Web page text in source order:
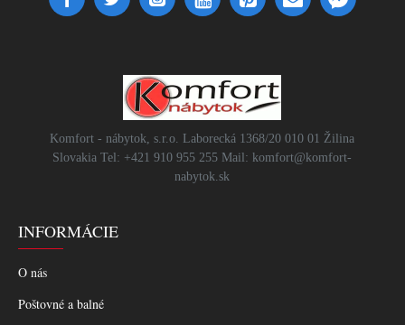
Komfort - nábytok, s.r.o. Laborecká 1368/20 010 01 Žilina
Slovakia Tel: +421 910 955 255 Mail: komfort@komfort-
nabytok.sk
INFORMÁCIE
O nás
Poštovné a balné